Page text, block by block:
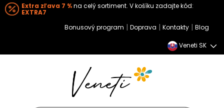
Extra zľava 7 %na celý sortiment. V košíku zadajte kód:
EXTRA7
Bonusový program | Doprava | Kontakty | Blog
Veneti SK